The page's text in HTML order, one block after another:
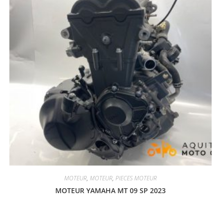
MOTEUR, MOTEUR, PIECES MOTEUR
MOTEUR YAMAHA MT 09 SP 2023